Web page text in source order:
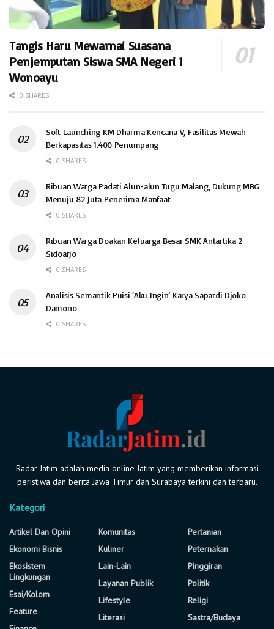
Tangis Haru Mewarnai Suasana
Penjemputan Siswa SMA Negeri 1
Wonoayu
0 SHARES
Soft Launching KM Dharma Kencana V, Fasilitas Mewah
Berkapasitas 1.400 Penumpang
0 SHARES
Ribuan Warga Padati Alun-alun Tugu Malang, Dukung MBG
Menuju 82 Juta Penerima Manfaat
0 SHARES
Ribuan Warga Doakan Keluarga Besar SMK Antartika 2
Sidoarjo
0 SHARES
Analisis Semantik Puisi ‘Aku Ingin’ Karya Sapardi Djoko
Damono
0 SHARES
Radar Jatim adalah media online Jatim yang memberikan informasi
peristiwa dan berita Jawa Timur dan Surabaya terkini dan terbaru.
Kategori
Artikel Dan Opini
Ekonomi Bisnis
Ekosistem
Lingkungan
Esai/Kolom
Feature
Komunitas
Kuliner
Lain-Lain
Layanan Publik
Lifestyle
Literasi
Pertanian
Peternakan
Pinggiran
Politik
Religi
Sastra/Budaya